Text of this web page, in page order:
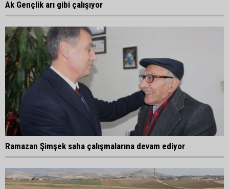
Ak Gençlik arı gibi çalışıyor
Ramazan Şimşek saha çalışmalarına devam ediyor